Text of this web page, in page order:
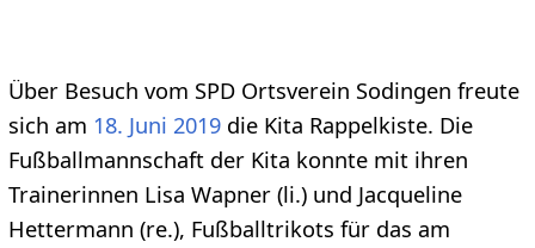
Über Besuch vom SPD Ortsverein Sodingen freute
sich am 18. Juni 2019die Kita Rappelkiste. Die
Fußballmannschaft der Kita konnte mit ihren
Trainerinnen Lisa Wapner (li.) und Jacqueline
Hettermann (re.), Fußballtrikots für das am